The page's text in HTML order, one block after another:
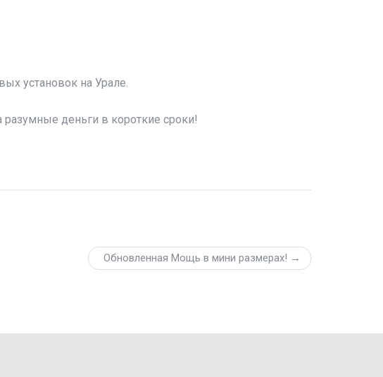
установок на Урале.
деньги в короткие сроки!
Обновленная Мощь в мини размерах! →